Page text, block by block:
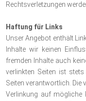
Rechtsverletzungen
Haftung für Links
Unser Angebot enthält
Inhalte wir keinen
fremden Inhalte auch
verlinkten Seiten ist
Seiten verantwortlich. Die
Verlinkung auf mögliche